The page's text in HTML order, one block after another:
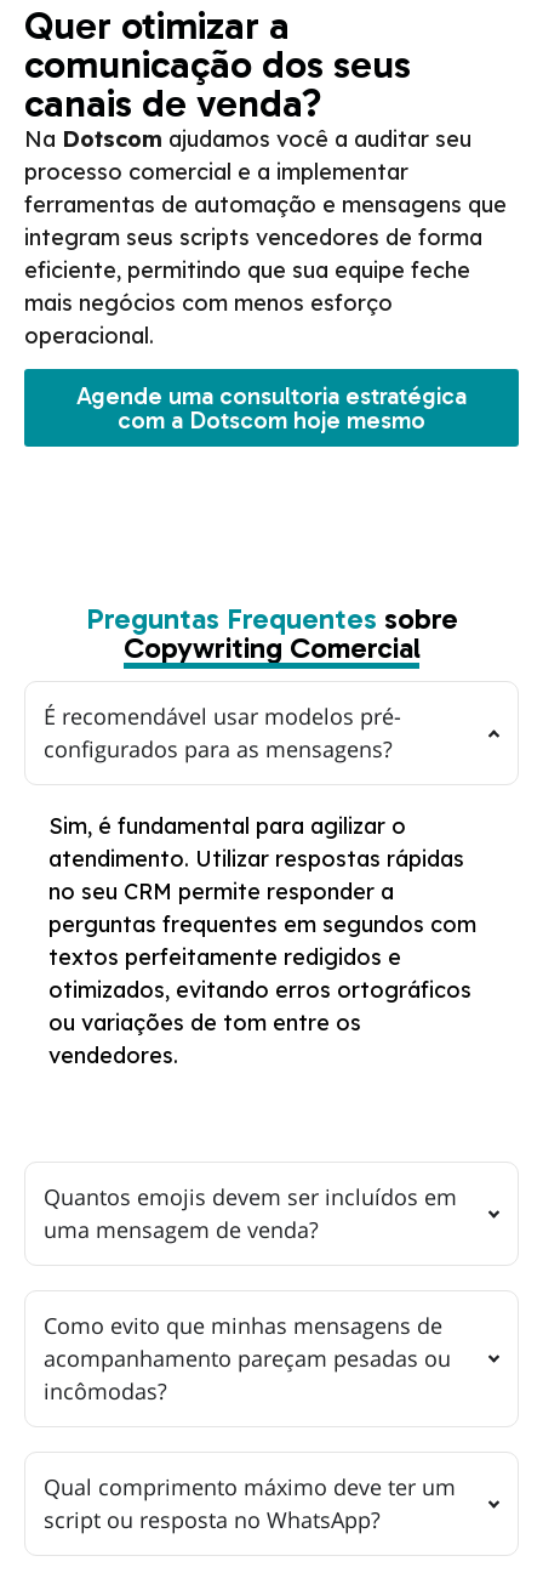
Quer otimizar a
comunicação dos seus
canais de venda?
Na Dotscom ajudamos você a auditar seu
processo comercial e a implementar
ferramentas de automação e mensagens que
integram seus scripts vencedores de forma
eficiente, permitindo que sua equipe feche
mais negócios com menos esforço
operacional.
Agende uma consultoria estratégica
com a Dotscom hoje mesmo
Preguntas Frequentes sobre
Copywriting Comercial
É recomendável usar modelos pré-
configurados para as mensagens?
Sim, é fundamental para agilizar o
atendimento. Utilizar respostas rápidas
no seu CRM permite responder a
perguntas frequentes em segundos com
textos perfeitamente redigidos e
otimizados, evitando erros ortográficos
ou variações de tom entre os
vendedores.
Quantos emojis devem ser incluídos em
uma mensagem de venda?
Como evito que minhas mensagens de
acompanhamento pareçam pesadas ou
incômodas?
Qual comprimento máximo deve ter um
script ou resposta no WhatsApp?